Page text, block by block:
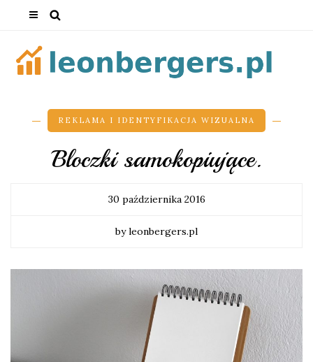
REKLAMA I IDENTYFIKACJA WIZUALNA
Bloczki samokopiujące.
30 października 2016
by leonbergers.pl